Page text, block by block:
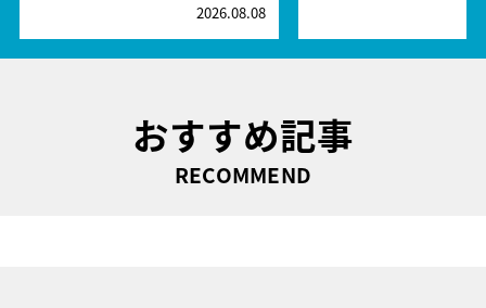
2026.08.08
おすすめ記事
RECOMMEND